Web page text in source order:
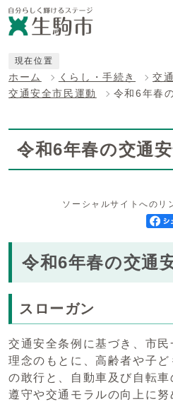
現在位置
ホーム くらし・手続き 交
交通安全市民運動
令和6年春
令和6年春の交通
ソーシャルサイトへのリ
令和6年春の交通
スローガン
交通安全条例に基づき、市
理念のもとに、高齢者や子
の敢行と、自動車及び自転
遵守や交通モラルの向上に